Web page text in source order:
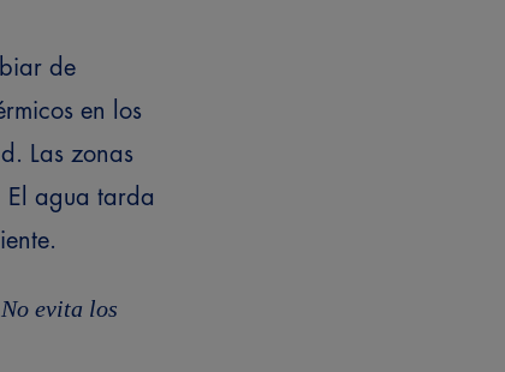
de
en los
Las zonas
El agua tarda
evita los